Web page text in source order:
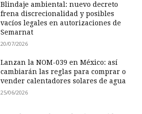
Blindaje ambiental: nuevo decreto
frena discrecionalidad y posibles
vacíos legales en autorizaciones de
Semarnat
20/07/2026
Lanzan la NOM-039 en México: así
cambiarán las reglas para comprar o
vender calentadores solares de agua
25/06/2026